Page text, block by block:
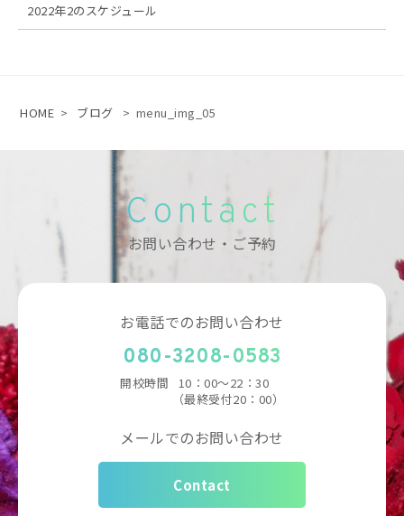
2022年2のスケジュール
HOME > ブログ > menu_img_05
Contact
お問い合わせ・ご予約
お電話でのお問い合わせ
080-3208-0583
開校時間
10：00～22：30
（最終受付20：00）
メールでのお問い合わせ
Contact